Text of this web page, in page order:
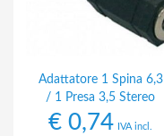
Adattatore 1 Spina 6,3
/ 1 Presa 3,5 Stereo
€ 0,74 IVA incl.